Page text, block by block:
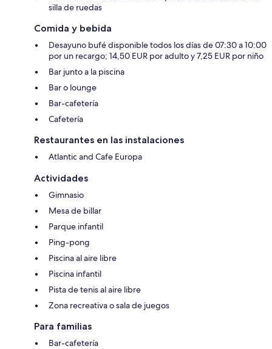
silla de ruedas
Comida y bebida
Desayuno bufé disponible todos los días de 07:30 a 10:00
por un recargo; 14,50 EUR por adulto y 7,25 EUR por niño
Bar junto a la piscina
Bar o lounge
Bar-cafetería
Cafetería
Restaurantes en las instalaciones
Atlantic and Cafe Europa
Actividades
Gimnasio
Mesa de billar
Parque infantil
Ping-pong
Piscina al aire libre
Piscina infantil
Pista de tenis al aire libre
Zona recreativa o sala de juegos
Para familias
Bar-cafetería